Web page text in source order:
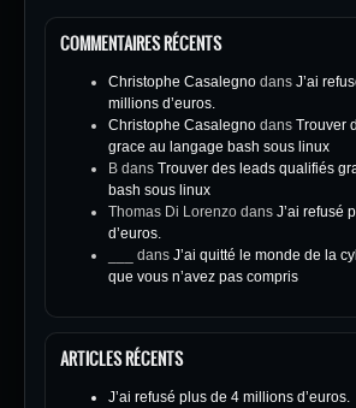
COMMENTAIRES RÉCENTS
Christophe Casalegno dans J’ai
millions d’euros.
Christophe Casalegno dans Trouver
grace au langage bash sous linux
B dans Trouver des leads qualifiés
bash sous linux
Thomas Di Lorenzo dans J’ai refusé
d’euros.
dans J’ai quitté le monde de la
que vous n’avez pas compris
ARTICLES RÉCENTS
J’ai refusé plus de 4 millions d’euros.